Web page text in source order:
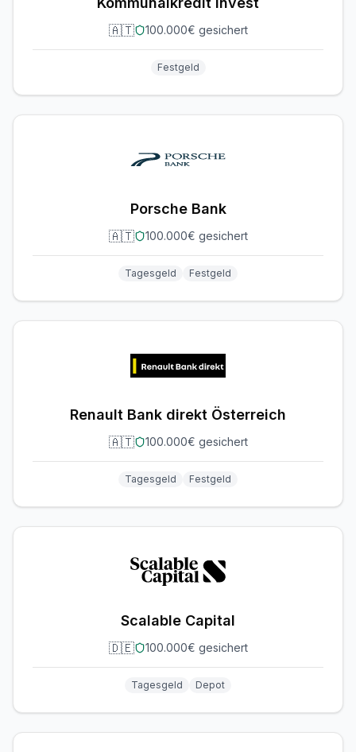
🇦🇹 100.000€ gesichert
Festgeld
Porsche Bank
🇦🇹 100.000€ gesichert
Tagesgeld Festgeld
Renault Bank direkt Österreich
🇦🇹 100.000€ gesichert
Tagesgeld Festgeld
Scalable Capital
🇩🇪 100.000€ gesichert
Tagesgeld Depot